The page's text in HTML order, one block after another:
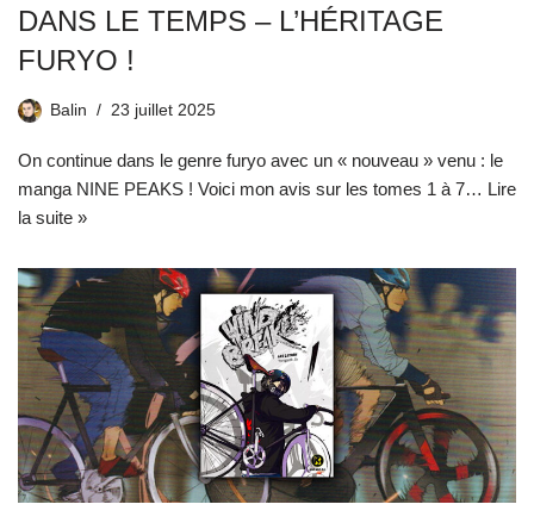
DANS LE TEMPS – L’HÉRITAGE
FURYO !
Balin 23 juillet 2025
On continue dans le genre furyo avec un « nouveau » venu : le
manga NINE PEAKS ! Voici mon avis sur les tomes 1 à 7… Lire
la suite »